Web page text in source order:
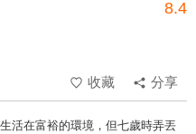
8.4
收藏
分享
活在富裕的環境，但七歲時弄丟